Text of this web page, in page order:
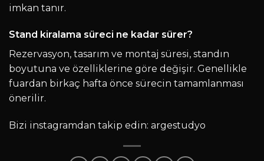
imkan tanır.
Stand kiralama süreci ne kadar sürer?
Rezervasyon, tasarım ve montaj süresi, standın
boyutuna ve özelliklerine göre değişir. Genellikle
fuardan birkaç hafta önce sürecin tamamlanması
önerilir.
Bizi instagramdan takip edin: argestudyo